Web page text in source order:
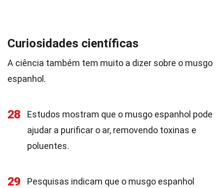
Curiosidades científicas
A ciência também tem muito a dizer sobre o musgo
espanhol.
28
Estudos mostram que o musgo espanhol pode
ajudar a purificar o ar, removendo toxinas e
poluentes.
29
Pesquisas indicam que o musgo espanhol